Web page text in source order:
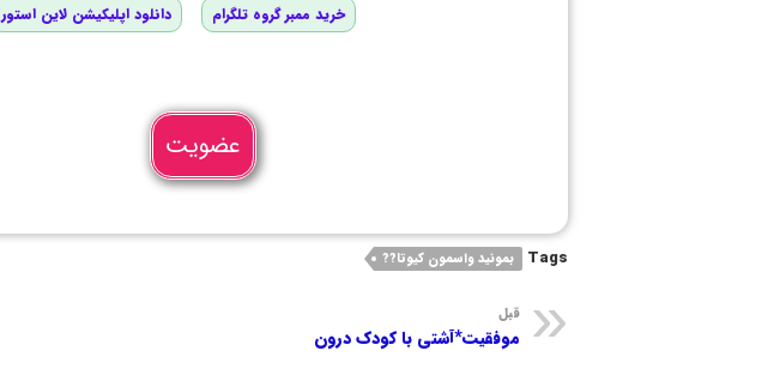
خرید ممبر گروه تلگرام دانلود اپلیکیشن لاین استور
عضویت
Tags بمونید واسمون کیوتا??
قبل
موفقیت*آشتی با کودک درون